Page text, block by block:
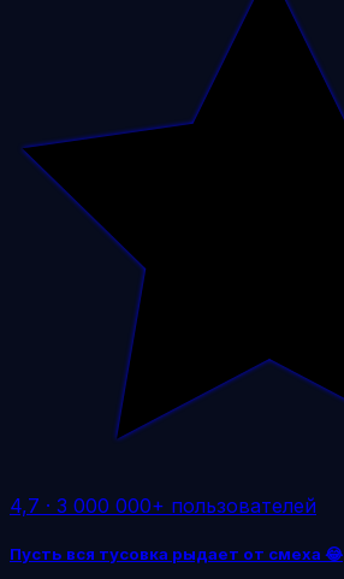
4,7 · 3 000 000+ пользователей
Пусть вся тусовка рыдает от смеха 😂